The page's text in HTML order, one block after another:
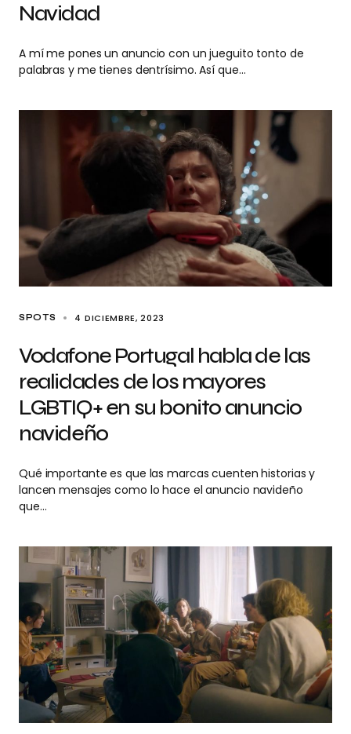
Navidad
A mí me pones un anuncio con un jueguito tonto de
palabras y me tienes dentrísimo. Así que…
SPOTS 4 DICIEMBRE, 2023
Vodafone Portugal habla de las
realidades de los mayores
LGBTIQ+ en su bonito anuncio
navideño
Qué importante es que las marcas cuenten historias y
lancen mensajes como lo hace el anuncio navideño
que…